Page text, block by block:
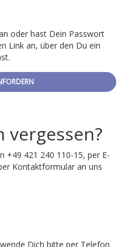
oder hast Dein Passwort
Link an, über den Du ein
vergessen?
+49 421 240 110-15, per E-
Kontaktformular an uns
Dich bitte per Telefon